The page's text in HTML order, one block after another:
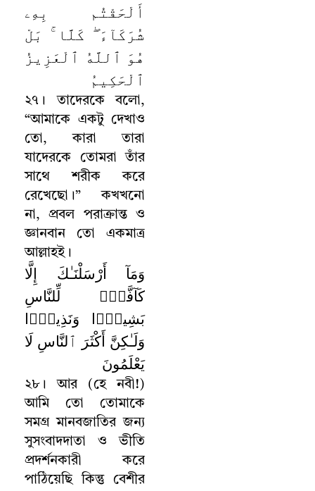
أَلْحَقْتُم بِهِۦ
شُرَكَآءَ ۖ كَلَّا ۚ بَلْ
هُوَ ٱللَّهُ ٱلْعَزِيزُ
ٱلْحَكِيمُ
২৭ । তাদেরকে বলো,
“আমাকে একটু দেখাও
তো,কারা তারা
যাদেরকে তোমরা তাঁর
সাথে শরীক করে
রেখেছো ।”
কখখনো
না,প্রবল পরাক্রান্ত ও
জ্ঞানবান তো একমাত্র
আল্লাহই।
وَمَآ أَرْسَلْنَـٰكَ إِلَّا
كَآفَّةًۭ لِّلنَّاسِ
بَشِيرًۭا وَنَذِيرًۭا
وَلَـٰكِنَّ أَكْثَرَ ٱلنَّاسِ لَا
يَعْلَمُونَ
২৮।
আর (হে নবী!)
আমি তো তোমাকে
সমগ্র মানবজাতির জন্য
সুসংবাদদাতা ও ভীতি
প্রদর্শনকারী করে
পাঠিয়েছি কিন্তু বেশীর